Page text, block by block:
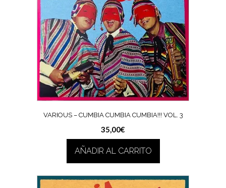
VARIOUS – CUMBIA CUMBIA CUMBIA!!! VOL. 3
35,00€
AÑADIR AL CARRITO